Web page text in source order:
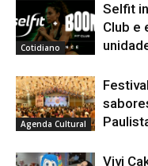
Cotidiano
Selfit
Club e
Agenda Cultural
Vivi